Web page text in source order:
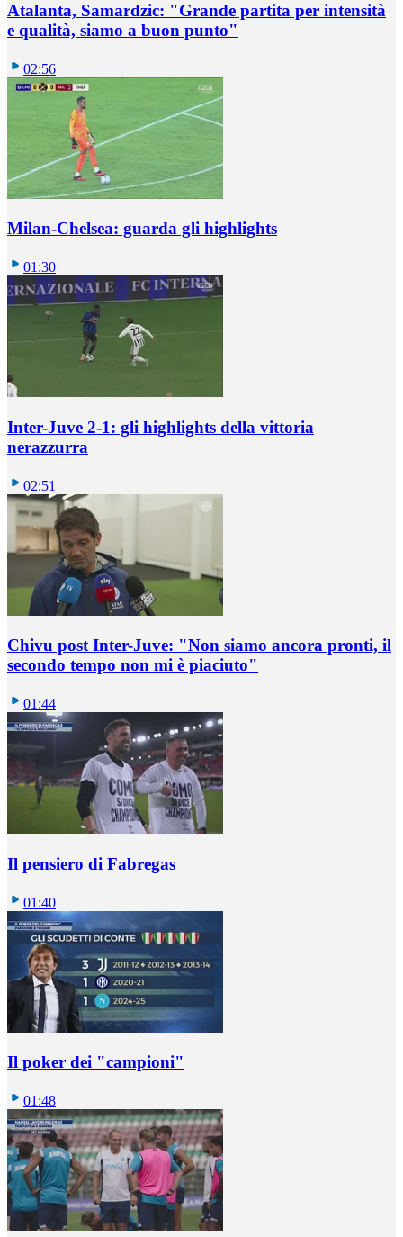
Atalanta, Samardzic: "Grande partita per intensità
e qualità, siamo a buon punto"
02:56
Milan-Chelsea: guarda gli highlights
01:30
Inter-Juve 2-1: gli highlights della vittoria
nerazzurra
02:51
Chivu post Inter-Juve: "Non siamo ancora pronti, il
secondo tempo non mi è piaciuto"
01:44
Il pensiero di Fabregas
01:40
Il poker dei "campioni"
01:48